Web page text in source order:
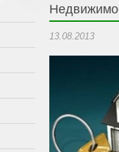
13.08.2013